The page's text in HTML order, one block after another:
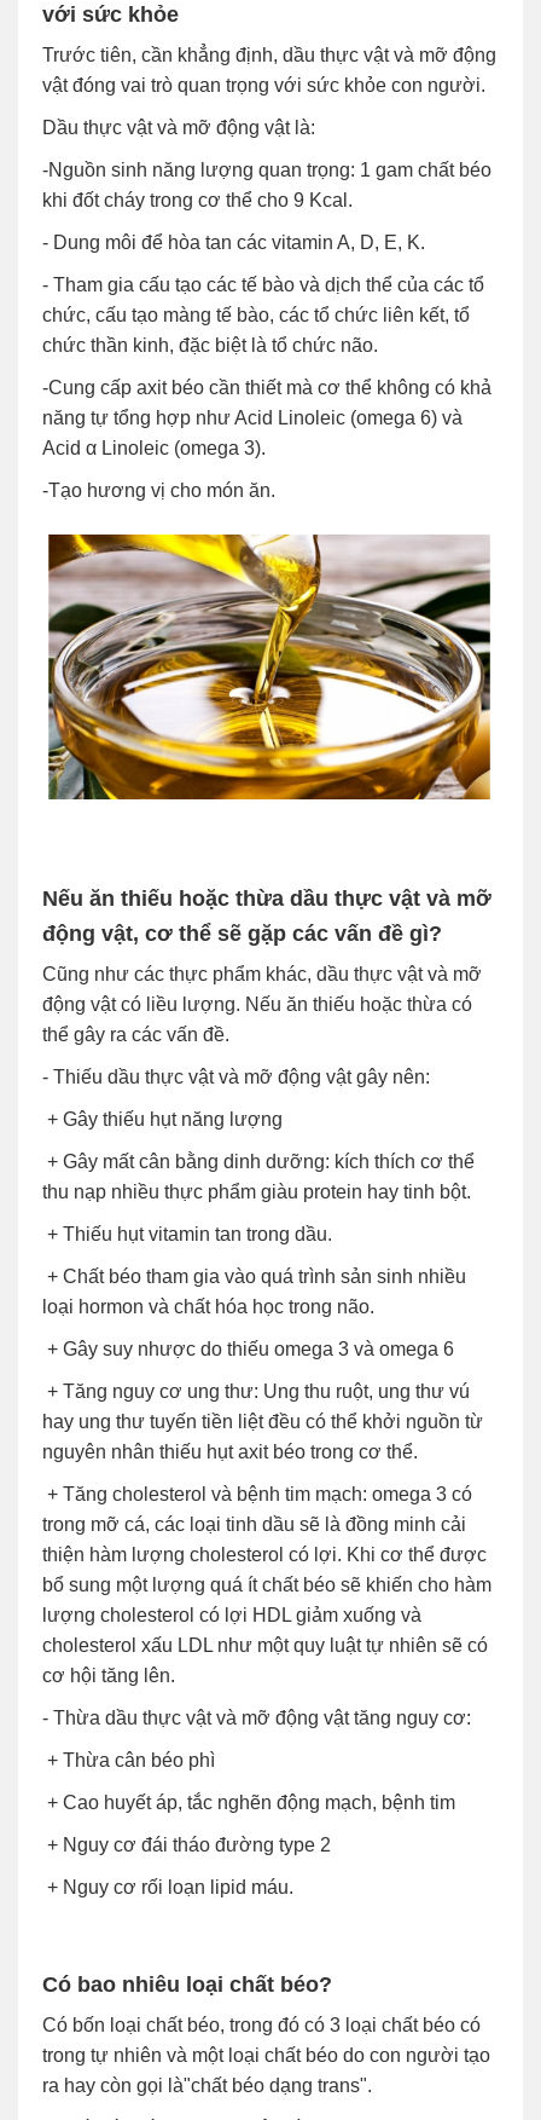
với sức khỏe
Trước tiên, cần khẳng định, dầu thực vật và mỡ động
vật đóng vai trò quan trọng với sức khỏe con người.
Dầu thực vật và mỡ động vật là:
-Nguồn sinh năng lượng quan trọng: 1 gam chất béo
khi đốt cháy trong cơ thể cho 9 Kcal.
- Dung môi để hòa tan các vitamin A, D, E, K.
- Tham gia cấu tạo các tế bào và dịch thể của các tổ
chức, cấu tạo màng tế bào, các tổ chức liên kết, tổ
chức thần kinh, đặc biệt là tổ chức não.
-Cung cấp axit béo cần thiết mà cơ thể không có khả
năng tự tổng hợp như Acid Linoleic (omega 6) và
Acid α Linoleic (omega 3).
-Tạo hương vị cho món ăn.
Nếu ăn thiếu hoặc thừa dầu thực vật và mỡ
động vật, cơ thể sẽ gặp các vấn đề gì?
Cũng như các thực phẩm khác, dầu thực vật và mỡ
động vật có liều lượng. Nếu ăn thiếu hoặc thừa có
thể gây ra các vấn đề.
- Thiếu dầu thực vật và mỡ động vật gây nên:
+ Gây thiếu hụt năng lượng
+ Gây mất cân bằng dinh dưỡng: kích thích cơ thể
thu nạp nhiều thực phẩm giàu protein hay tinh bột.
+ Thiếu hụt vitamin tan trong dầu.
+ Chất béo tham gia vào quá trình sản sinh nhiều
loại hormon và chất hóa học trong não.
+ Gây suy nhược do thiếu omega 3 và omega 6
+ Tăng nguy cơ ung thư: Ung thu ruột, ung thư vú
hay ung thư tuyến tiền liệt đều có thể khởi nguồn từ
nguyên nhân thiếu hụt axit béo trong cơ thể.
+ Tăng cholesterol và bệnh tim mạch: omega 3 có
trong mỡ cá, các loại tinh dầu sẽ là đồng minh cải
thiện hàm lượng cholesterol có lợi. Khi cơ thể được
bổ sung một lượng quá ít chất béo sẽ khiến cho hàm
lượng cholesterol có lợi HDL giảm xuống và
cholesterol xấu LDL như một quy luật tự nhiên sẽ có
cơ hội tăng lên.
- Thừa dầu thực vật và mỡ động vật tăng nguy cơ:
+ Thừa cân béo phì
+ Cao huyết áp, tắc nghẽn động mạch, bệnh tim
+ Nguy cơ đái tháo đường type 2
+ Nguy cơ rối loạn lipid máu.
Có bao nhiêu loại chất béo?
Có bốn loại chất béo, trong đó có 3 loại chất béo có
trong tự nhiên và một loại chất béo do con người tạo
ra hay còn gọi là"chất béo dạng trans".